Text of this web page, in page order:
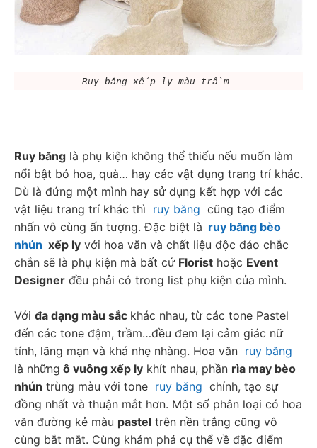
Ruy băng xếp ly màu trầm
Ruy băng là phụ kiện không thể thiếu nếu muốn làm
nổi bật bó hoa, quà… hay các vật dụng trang trí khác.
Dù là đứng một mình hay sử dụng kết hợp với các
vật liệu trang trí khác thì ruy băng
  cũng tạo điểm
nhấn vô cùng ấn tượng. Đặc biệt là ruy băng bèo
nhún
  xếp ly
với hoa văn và chất liệu độc đáo chắc
chắn sẽ là phụ kiện mà bất cứ Florist hoặc Event
Designer đều phải có trong list phụ kiện của mình.
Với đa dạng màu sắc khác nhau, từ các tone Pastel
đến các tone đậm, trầm…đều đem lại cảm giác nữ
tính, lãng mạn và khá nhẹ nhàng. Hoa văn ruy băng
là những ô vuông xếp ly khít nhau, phần rìa may bèo
nhún trùng màu với tone ruy băng
  chính, tạo sự
đồng nhất và thuận mắt hơn. Một số phân loại có hoa
văn đường kẻ màu pastel trên nền trắng cũng vô
cùng bắt mắt. Cùng khám phá cụ thể về đặc điểm